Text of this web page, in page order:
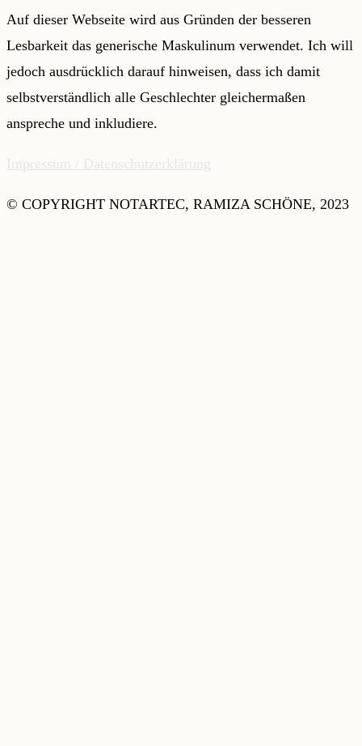
Auf dieser Webseite wird aus Gründen der besseren
Lesbarkeit das generische Maskulinum verwendet. Ich will
jedoch ausdrücklich darauf hinweisen, dass ich damit
selbstverständlich alle Geschlechter gleichermaßen
anspreche und inkludiere.
Impressum / Datenschutzerklärung
© COPYRIGHT NOTARTEC, RAMIZA SCHÖNE, 2023